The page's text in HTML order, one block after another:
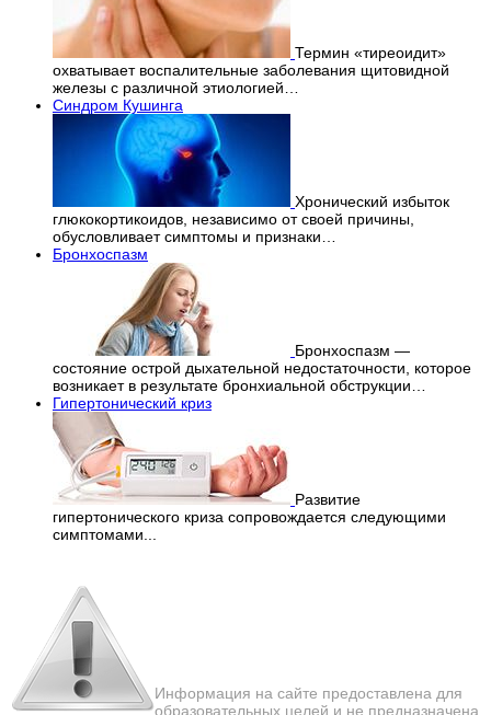
Термин «тиреоидит»
охватывает воспалительные заболевания щитовидной
железы с различной этиологией…
Синдром Кушинга
Хронический избыток
глюкокортикоидов, независимо от своей причины,
обусловливает симптомы и признаки…
Бронхоспазм
Бронхоспазм —
состояние острой дыхательной недостаточности, которое
возникает в результате бронхиальной обструкции…
Гипертонический криз
Развитие
гипертонического криза сопровождается следующими
симптомами...
Информация на сайте предоставлена для
образовательных целей и не предназначена